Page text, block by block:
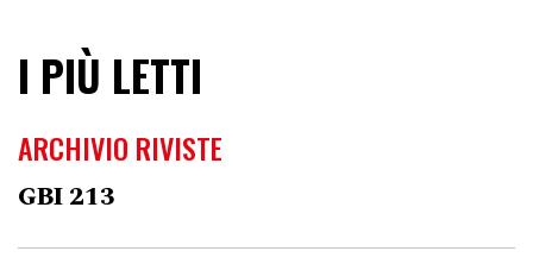
I PIÙ LETTI
ARCHIVIO RIVISTE
GBI 213